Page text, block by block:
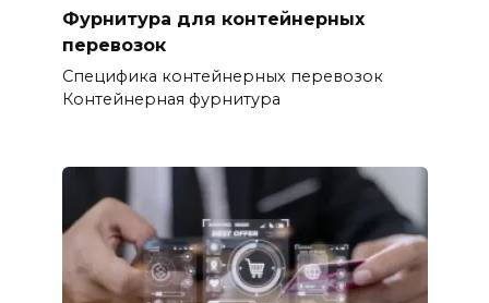
Фурнитура для контейнерных
перевозок
Специфика контейнерных перевозок
Контейнерная фурнитура